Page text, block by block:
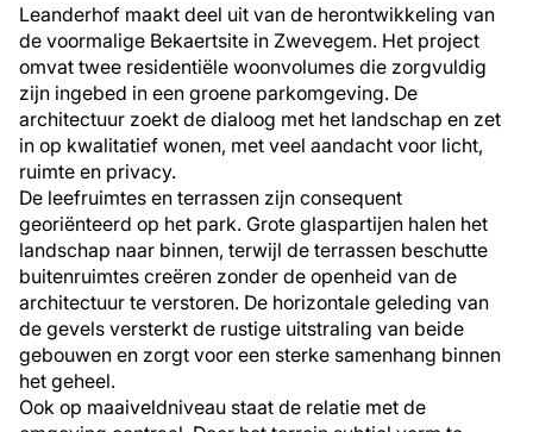
Leanderhof maakt deel uit van de herontwikkeling van
de voormalige Bekaertsite in Zwevegem. Het project
omvat twee residentiële woonvolumes die zorgvuldig
zijn ingebed in een groene parkomgeving. De
architectuur zoekt de dialoog met het landschap en zet
in op kwalitatief wonen, met veel aandacht voor licht,
ruimte en privacy.
De leefruimtes en terrassen zijn consequent
georiënteerd op het park. Grote glaspartijen halen het
landschap naar binnen, terwijl de terrassen beschutte
buitenruimtes creëren zonder de openheid van de
architectuur te verstoren. De horizontale geleding van
de gevels versterkt de rustige uitstraling van beide
gebouwen en zorgt voor een sterke samenhang binnen
het geheel.
Ook op maaiveldniveau staat de relatie met de